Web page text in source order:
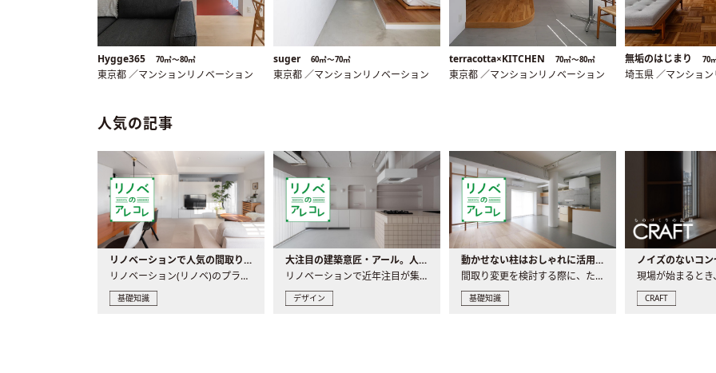
Hygge365 70㎡〜80㎡
東京都 ／マンションリノベーション
suger 60㎡〜70㎡
東京都 ／マンションリノベーション
terracotta×KITCHEN 70㎡〜80㎡
東京都 ／マンションリノベーション
無垢のはじまり 70
埼玉県 ／マンショ
人気の記事
リノベーションで人気の間取りとは？トレンドの間取りと実例を徹底解説
リノベーション(リノベ)のプランニングで一番最初に決めるのは..
基礎知識
大注目の建築意匠・アール。人気の理由と空間に取り入れるポイント
リノベーションで近年注目が集まる建築意匠の一つであるアール..
デザイン
動かせない柱はおしゃれに活用！柱を魅せるリノベーション(リノベ)4選
間取り変更を検討する際に、たびたび皆さんの頭を悩ませる動か..
基礎知識
ノイズのないコン
CRAFT